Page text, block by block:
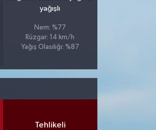
yağışlı
Nem: %77
Rüzgar: 14 km/h
Yağış Olasılığı: %87
Tehlikeli